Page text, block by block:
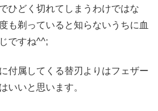
ひどく切れてしまうわけではな
も剃っていると知らないうちに血
ですね^^;
付属してくる替刃よりはフェザー
いいと思います。